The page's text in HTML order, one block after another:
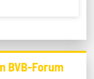
BVB-Forum